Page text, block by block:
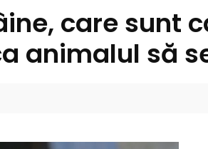
care sunt
animalul să